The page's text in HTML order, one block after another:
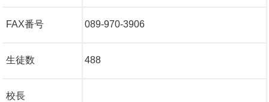
FAX番号 089-970-3906
生徒数 488
校長